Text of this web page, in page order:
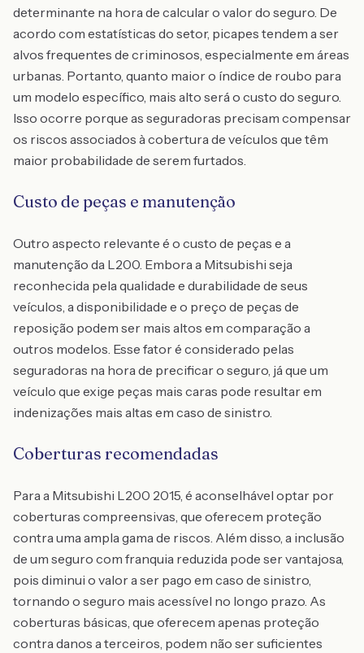
determinante na hora de calcular o valor do seguro. De
acordo com estatísticas do setor, picapes tendem a ser
alvos frequentes de criminosos, especialmente em áreas
urbanas. Portanto, quanto maior o índice de roubo para
um modelo específico, mais alto será o custo do seguro.
Isso ocorre porque as seguradoras precisam compensar
os riscos associados à cobertura de veículos que têm
maior probabilidade de serem furtados.
Custo de peças e manutenção
Outro aspecto relevante é o custo de peças e a
manutenção da L200. Embora a Mitsubishi seja
reconhecida pela qualidade e durabilidade de seus
veículos, a disponibilidade e o preço de peças de
reposição podem ser mais altos em comparação a
outros modelos. Esse fator é considerado pelas
seguradoras na hora de precificar o seguro, já que um
veículo que exige peças mais caras pode resultar em
indenizações mais altas em caso de sinistro.
Coberturas recomendadas
Para a Mitsubishi L200 2015, é aconselhável optar por
coberturas compreensivas, que oferecem proteção
contra uma ampla gama de riscos. Além disso, a inclusão
de um seguro com franquia reduzida pode ser vantajosa,
pois diminui o valor a ser pago em caso de sinistro,
tornando o seguro mais acessível no longo prazo. As
coberturas básicas, que oferecem apenas proteção
contra danos a terceiros, podem não ser suficientes